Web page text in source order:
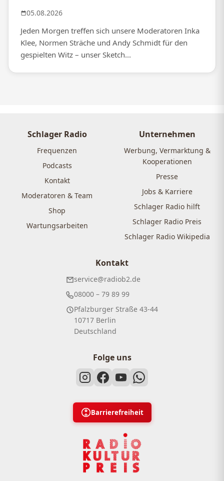
05.08.2026
Jeden Morgen treffen sich unsere Moderatoren Inka
Klee, Normen Sträche und Andy Schmidt für den
gespielten Witz – unser Sketch...
Schlager Radio
Frequenzen
Podcasts
Kontakt
Moderatoren & Team
Shop
Wartungsarbeiten
Unternehmen
Werbung, Vermarktung &
Kooperationen
Presse
Jobs & Karriere
Schlager Radio hilft
Schlager Radio Preis
Schlager Radio Wikipedia
Kontakt
service@radiob2.de
08000 – 79 89 99
Pfalzburger Straße 43-44
10717 Berlin
Deutschland
Folge uns
Barrierefreiheit